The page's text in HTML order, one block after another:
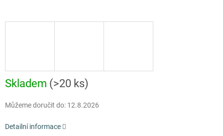
Skladem (>20 ks)
Můžeme doručit do: 12.8.2026
Detailní informace